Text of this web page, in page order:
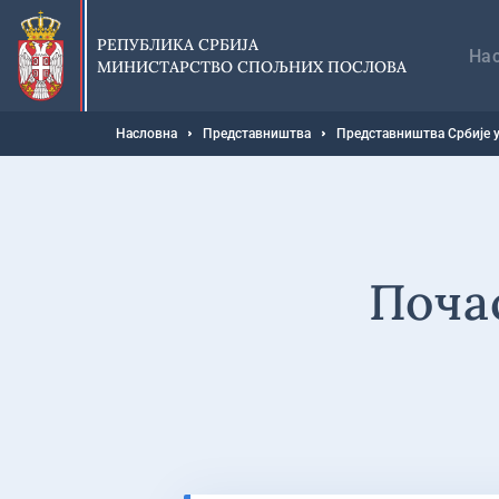
Прескочи
главни
део
садржаја
РЕПУБЛИКА СРБИЈА
МИНИСТАРСТВО СПОЉНИХ ПОСЛОВА
Мрвице
Насловна Представништва Представништва Србије